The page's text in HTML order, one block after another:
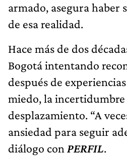
armado, asegura haber
de esa realidad.
Hace más de dos
Bogotá intentando
después de
miedo, la incertidumbre
desplazamiento. “A
ansiedad para seguir
diálogo con PERFIL.